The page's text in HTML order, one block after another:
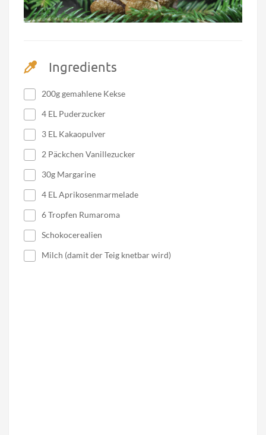
Ingredients
200g gemahlene Kekse
4 EL Puderzucker
3 EL Kakaopulver
2 Päckchen Vanillezucker
30g Margarine
4 EL Aprikosenmarmelade
6 Tropfen Rumaroma
Schokocerealien
Milch (damit der Teig knetbar wird)